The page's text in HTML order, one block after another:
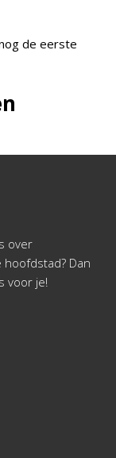
de eerste
over
Dan
voor je!